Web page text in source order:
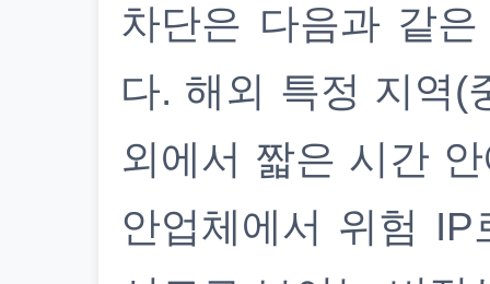
차단은 다음과 같
다. 해외 특정 지역(
외에서 짧은 시간
안업체에서 위험